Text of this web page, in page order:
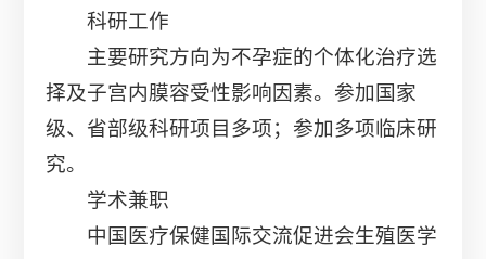
科研工作
主要研究方向为不孕症的个体化治疗选
择及子宫内膜容受性影响因素。参加国家
级、省部级科研项目多项；参加多项临床研
究。
学术兼职
中国医疗保健国际交流促进会生殖医学